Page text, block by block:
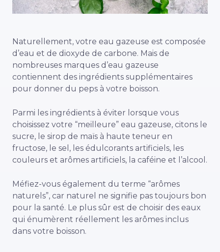
Naturellement, votre eau gazeuse est composée
d’eau et de dioxyde de carbone. Mais de
nombreuses marques d’eau gazeuse
contiennent des ingrédients supplémentaires
pour donner du peps à votre boisson.
Parmi les ingrédients à éviter lorsque vous
choisissez votre “meilleure” eau gazeuse, citons le
sucre, le sirop de maïs à haute teneur en
fructose, le sel, les édulcorants artificiels, les
couleurs et arômes artificiels, la caféine et l’alcool.
Méfiez-vous également du terme “arômes
naturels”, car naturel ne signifie pas toujours bon
pour la santé. Le plus sûr est de choisir des eaux
qui énumèrent réellement les arômes inclus
dans votre boisson.